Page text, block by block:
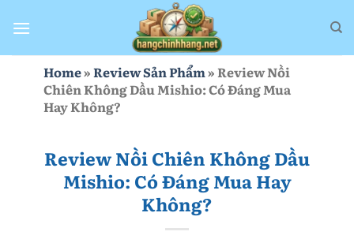
qua
Home»Review Sản Phẩm»Review Nồi
Chiên Không Dầu Mishio: Có Đáng Mua
Hay Không?
Review Nồi Chiên Không Dầu
Mishio: Có Đáng Mua Hay
Không?